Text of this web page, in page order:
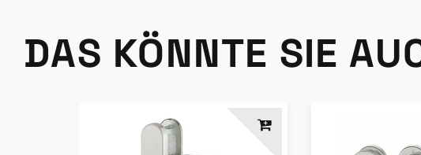
DAS KÖNNTE SIE